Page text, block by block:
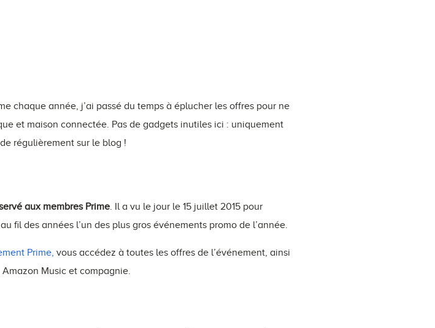
chaque année, j’ai passé du temps à éplucher les offres pour ne
et maison connectée. Pas de gadgets inutiles ici : uniquement
régulièrement sur le blog !
aux membres Prime. Il a vu le jour le 15 juillet 2015 pour
fil des années l’un des plus gros événements promo de l’année.
Prime, vous accédez à toutes les offres de l’événement, ainsi
Music et compagnie.